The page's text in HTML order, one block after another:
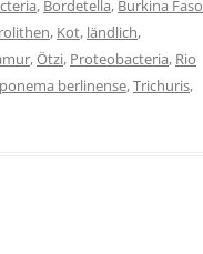
, Bordetella, Burkina Faso
, Kot, ländlich,
,Ötzi, Proteobacteria, Rio
berlinense,Trichuris,